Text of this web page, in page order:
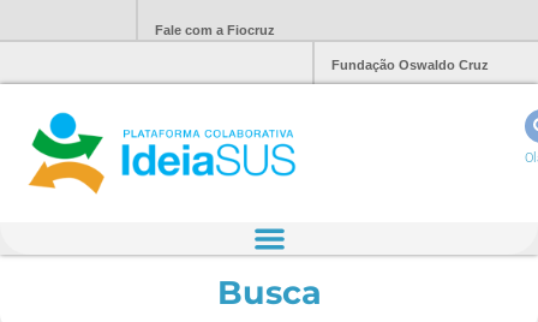
Fale com a Fiocruz
Fundação Oswaldo Cruz
Busca